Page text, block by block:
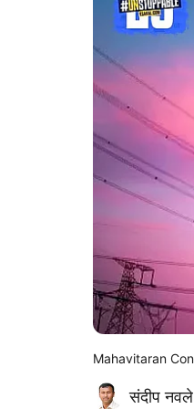
Mahavitaran
संदीप